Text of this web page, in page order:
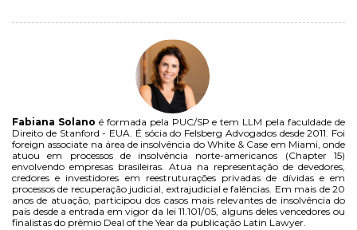
Fabiana Solano é formada pela PUC/SP e tem LLM pela faculdade de
Direito de Stanford - EUA. É sócia do Felsberg Advogados desde 2011. Foi
foreign associate na área de insolvência do White & Case em Miami, onde
atuou em processos de insolvência norte-americanos (Chapter 15)
envolvendo empresas brasileiras. Atua na representação de devedores,
credores e investidores em reestruturações privadas de dívidas e em
processos de recuperação judicial, extrajudicial e falências. Em mais de 20
anos de atuação, participou dos casos mais relevantes de insolvência do
país desde a entrada em vigor da lei 11.101/05, alguns deles vencedores ou
finalistas do prêmio Deal of the Year da publicação Latin Lawyer.